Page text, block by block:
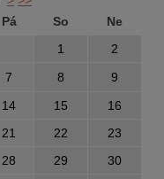
Pá So
Ne
1
2
7 8
9
14 15
16
21 22
23
28 29
30